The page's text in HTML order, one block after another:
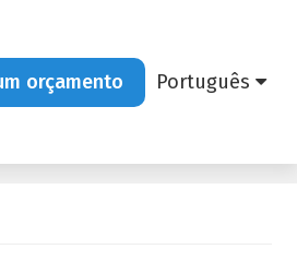
orçamento Português